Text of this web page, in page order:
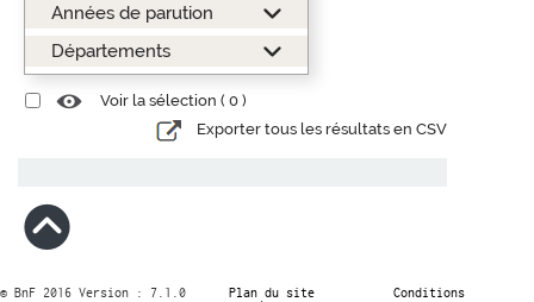
Années de parution
Départements
Voir la sélection ( 0 )
Exporter tous les résultats en CSV
© BnF 2016 Version : 7.1.0 Plan du site
Conditions